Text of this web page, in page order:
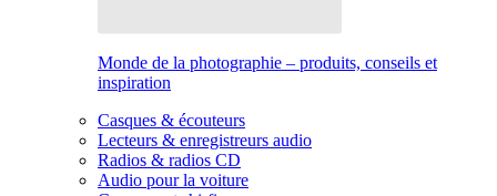
Monde de la photographie – produits, conseils et
inspiration
Casques & écouteurs
Lecteurs & enregistreurs audio
Radios & radios CD
Audio pour la voiture